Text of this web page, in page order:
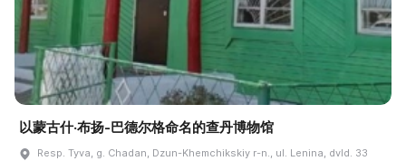
以蒙古什·布扬-巴德尔格命名的查丹博物馆
Resp. Tyva, g. Chadan, Dzun-Khemchikskiy r-n., ul. Lenina, dvld. 33